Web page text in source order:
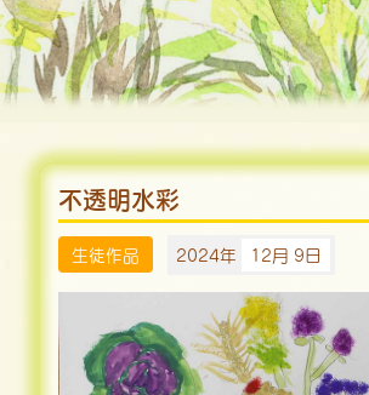
不透明水彩
生徒作品 2024年 12月 9日